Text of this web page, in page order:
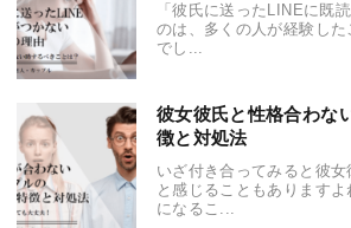
「彼氏に送ったLINEに既
のは、多くの人が経験し
でし...
彼女彼氏と性格合わな
徴と対処法
いざ付き合ってみると彼
と感じることもあります
になるこ...